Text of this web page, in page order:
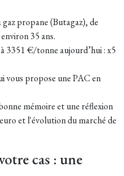
propane (Butagaz), de
35 ans.
3351 €/tonne aujourd’hui : x5
vous propose une PAC en
mémoire et une réflexion
et l'évolution du marché de
cas : une